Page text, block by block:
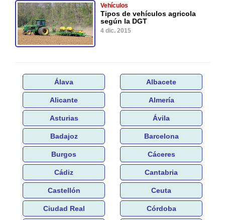
Vehículos
Tipos de vehículos agricola
según la DGT
4 dic. 2015
Álava Albacete
Alicante Almería
Asturias Ávila
Badajoz Barcelona
Burgos Cáceres
Cádiz Cantabria
Castellón Ceuta
Ciudad Real Córdoba